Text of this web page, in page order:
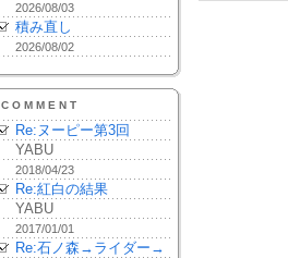
2026/08/03
積み直し
2026/08/02
COMMENT
Re:ヌーピー第3回
YABU
2018/04/23
Re:紅白の結果
YABU
2017/01/01
Re:石ノ森→ライダー→